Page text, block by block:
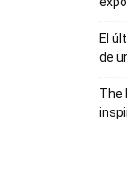
El
de
The